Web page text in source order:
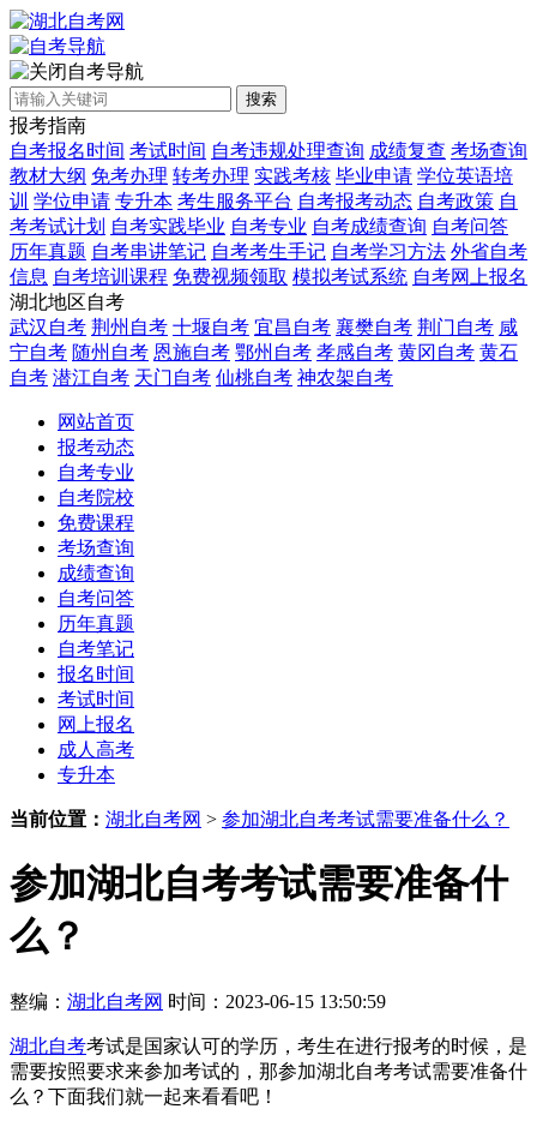
自考导航
搜索
报考指南
自考报名时间 考试时间 自考违规处理查询 成绩复查 考场查询
教材大纲 免考办理 转考办理 实践考核 毕业申请 学位英语培
训 学位申请 专升本 考生服务平台 自考报考动态 自考政策 自
考考试计划 自考实践毕业 自考专业 自考成绩查询 自考问答
历年真题 自考串讲笔记 自考考生手记 自考学习方法 外省自考
信息 自考培训课程 免费视频领取 模拟考试系统 自考网上报名
湖北地区自考
武汉自考 荆州自考 十堰自考 宜昌自考 襄樊自考 荆门自考 咸
宁自考 随州自考 恩施自考 鄂州自考 孝感自考 黄冈自考 黄石
自考 潜江自考 天门自考 仙桃自考 神农架自考
网站首页
报考动态
自考专业
自考院校
免费课程
考场查询
成绩查询
自考问答
历年真题
自考笔记
报名时间
考试时间
网上报名
成人高考
专升本
当前位置： 湖北自考网 > 参加湖北自考考试需要准备什么？
参加湖北自考考试需要准备什
么？
整编： 湖北自考网 时间：2023-06-15 13:50:59
湖北自考考试是国家认可的学历，考生在进行报考的时候，是
需要按照要求来参加考试的，那参加湖北自考考试需要准备什
么？下面我们就一起来看看吧！